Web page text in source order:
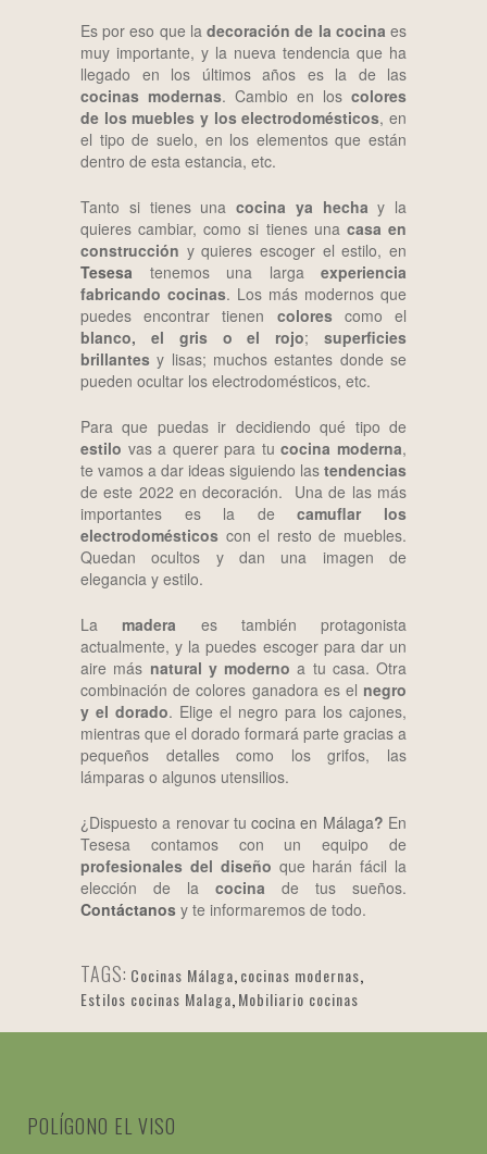
Es por eso que ladecoración de la cocina es
muy importante, y la nueva tendencia que ha
llegado en los últimos años es la de las
cocinas modernas. Cambio en los colores
de los muebles y los electrodomésticos, en
el tipo de suelo, en los elementos que están
dentro de esta estancia, etc.
Tanto si tienes una cocina ya hecha y la
quieres cambiar, como si tienes una casa en
construcción y quieres escoger el estilo, en
Tesesa tenemos una larga experiencia
fabricando cocinas. Los más modernos que
puedes encontrar tienen colorescomo el
blanco, el gris o el rojo;superficies
brillantes y lisas; muchos estantes donde se
pueden ocultar los electrodomésticos, etc.
Para que puedas ir decidiendo qué tipo de
estilo vas a querer para tucocina moderna,
te vamos a dar ideas siguiendo las tendencias
de este 2022 en decoración. Una de las más
importantes es la decamuflar los
electrodomésticos con el resto de muebles.
Quedan ocultos y dan una imagen de
elegancia y estilo.
La madera es también protagonista
actualmente, y la puedes escoger para dar un
aire más natural y moderno a tu casa. Otra
combinación de colores ganadora es el negro
y el dorado. Elige el negro para los cajones,
mientras que el dorado formará parte gracias a
pequeños detalles como los grifos, las
lámparas o algunos utensilios.
¿Dispuesto a renovar tucocina en Málaga? En
Tesesa contamos con un equipo de
profesionales del diseño que harán fácil la
elección de la cocina de tus sueños.
Contáctanos y te informaremos de todo.
TAGS: Cocinas Málaga,cocinas modernas,
Estilos cocinas Malaga,Mobiliario cocinas
POLÍGONO EL VISO